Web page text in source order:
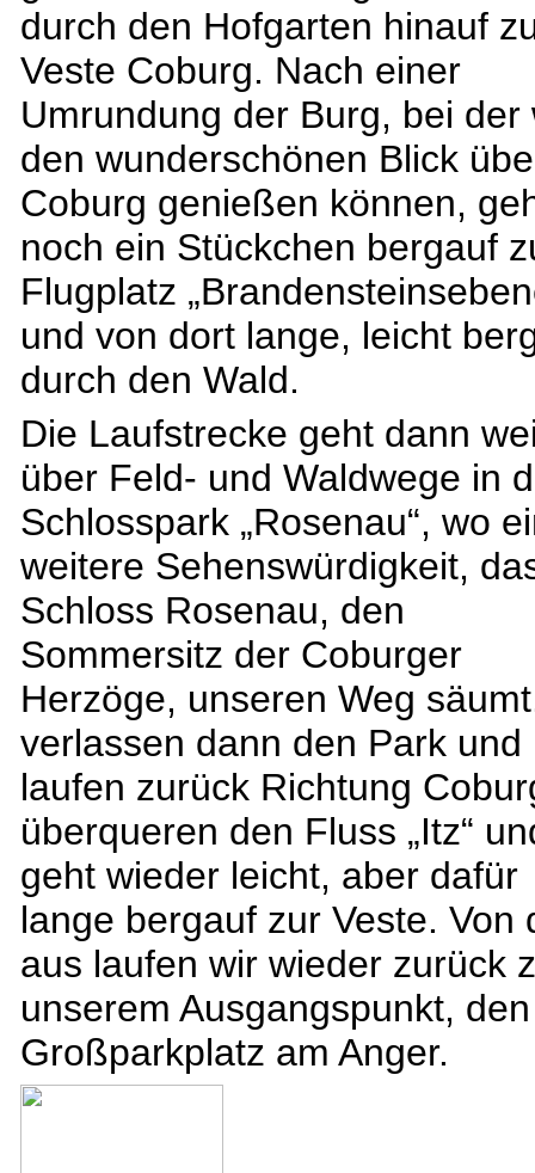
durch den Hofgarten hinauf
Veste Coburg. Nach einer
Umrundung der Burg, bei der
den wunderschönen Blick
Coburg genießen können,
noch ein Stückchen bergauf
Flugplatz
und von dort lange, leicht
durch den Wald.
Die Laufstrecke geht dann
über Feld- und Waldwege in
Schlosspark „Rosenau“, wo
weitere Sehenswürdigkeit,
Schloss Rosenau, den
Sommersitz der Coburger
Herzöge, unseren Weg
verlassen dann den Park und
laufen zurück Richtung
überqueren den Fluss „Itz“
geht wieder leicht, aber dafür
lange bergauf zur Veste. Von
aus laufen wir wieder zurück
unserem Ausgangspunkt, den
Großparkplatz am Anger.